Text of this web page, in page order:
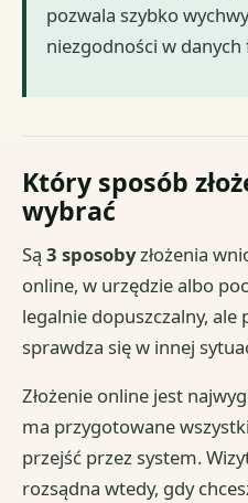
pozwala szybko
niezgodności w
Który sposób
wybrać
Są3 sposobyzłożenia
online, w urzędzie albo
legalnie dopuszczalny, ale
sprawdza się w innej
Złożenie online jest
ma przygotowane
przejść przez system.
rozsądna wtedy, gdy